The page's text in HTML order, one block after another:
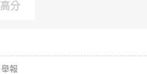
高分
舉報